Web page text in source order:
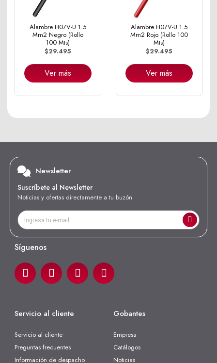
Alambre H07V-U 1.5
Mm2 Negro (Rollo
100 Mts)
$29.495
Ver más
Alambre H07V-U 1.5
Mm2 Rojo (Rollo 100
Mts)
$29.495
Ver más
Newsletter
Suscríbete al Newsletter
Noticias y ofertas directamente a tu buzón
Síguenos
Servicio al cliente
Servicio al cliente
Preguntas frecuentes
Información de despacho
Gobantes
Empresa
Catálogos
Noticias